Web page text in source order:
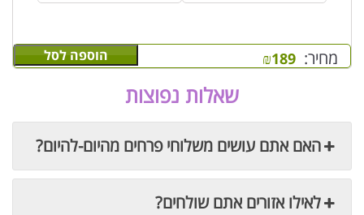
מחיר: ₪189 הוספה לסל
שאלות נפוצות
האם אתם עושים משלוחי פרחים מהיום-להיום?
לאילו אזורים אתם שולחים?